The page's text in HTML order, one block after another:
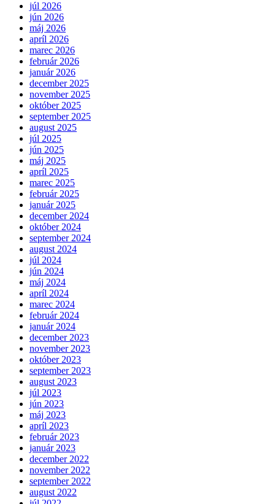
júl 2026
jún 2026
máj 2026
apríl 2026
marec 2026
február 2026
január 2026
december 2025
november 2025
október 2025
september 2025
august 2025
júl 2025
jún 2025
máj 2025
apríl 2025
marec 2025
február 2025
január 2025
december 2024
október 2024
september 2024
august 2024
júl 2024
jún 2024
máj 2024
apríl 2024
marec 2024
február 2024
január 2024
december 2023
november 2023
október 2023
september 2023
august 2023
júl 2023
jún 2023
máj 2023
apríl 2023
február 2023
január 2023
december 2022
november 2022
september 2022
august 2022